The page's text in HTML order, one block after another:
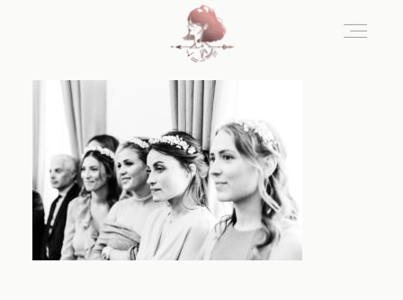
Home
Blog
Sobre Nosotros